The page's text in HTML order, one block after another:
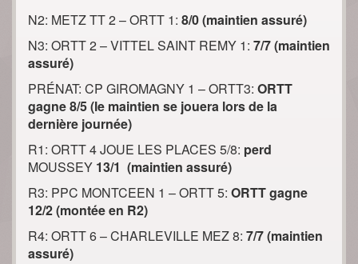
N2: METZ TT 2 – ORTT 1: 8/0 (maintien assuré)
N3: ORTT 2 – VITTEL SAINT REMY 1: 7/7 (maintien
assuré)
PRÉNAT: CP GIROMAGNY 1 – ORTT3: ORTT
gagne 8/5 (le maintien se jouera lors de la
dernière journée)
R1: ORTT 4 JOUE LES PLACES 5/8: perd
MOUSSEY 13/1 (maintien assuré)
R3: PPC MONTCEEN 1 – ORTT 5: ORTT gagne
12/2 (montée en R2)
R4: ORTT 6 – CHARLEVILLE MEZ 8: 7/7 (maintien
assuré)